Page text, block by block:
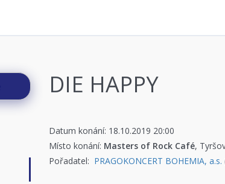
DIE HAPPY
Datum konání: 18.10.2019 20:00
Místo konání: Masters of Rock Café,
Pořadatel: PRAGOKONCERT BOHEMIA, a.s.